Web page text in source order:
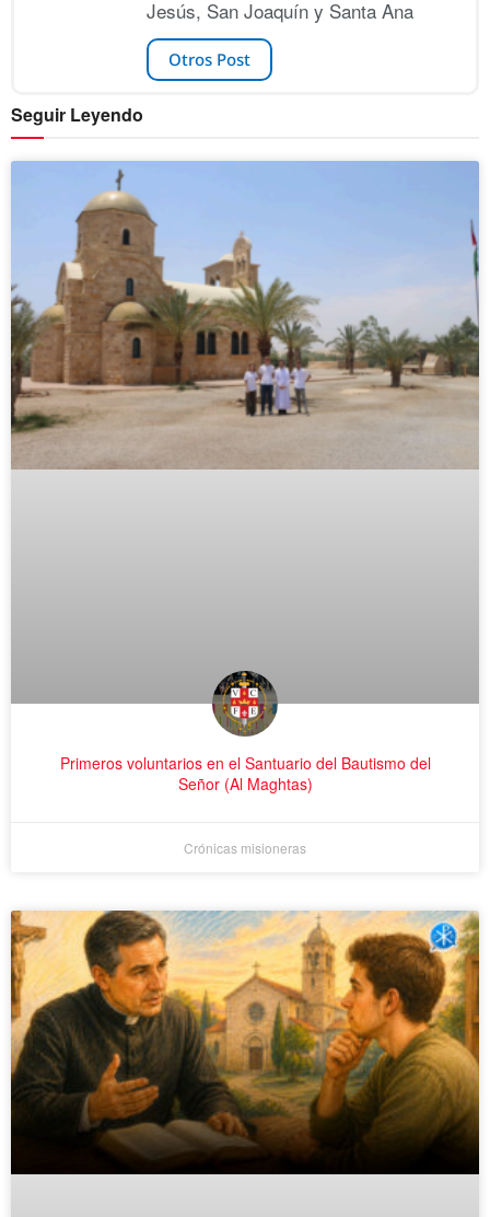
Jesús, San Joaquín y Santa Ana
Otros Post
Seguir Leyendo
Primeros voluntarios en el Santuario del Bautismo del
Señor (Al Maghtas)
Crónicas misioneras